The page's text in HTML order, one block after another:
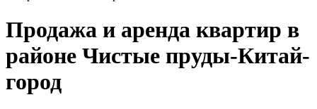
Продажа и аренда квартир в
районе Чистые пруды-Китай-
город